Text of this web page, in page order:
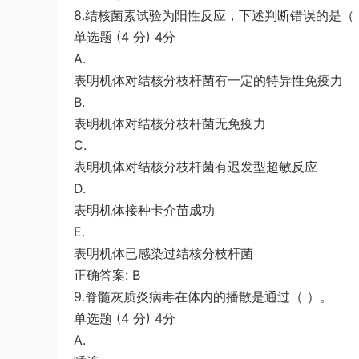
8.结核菌素试验为阳性反应，下述判断错误的是（
单选题 (4 分) 4分
A.
表明机体对结核分枝杆菌有一定的特异性免疫力
B.
表明机体对结核分枝杆菌无免疫力
C.
表明机体对结核分枝杆菌有迟发型超敏反应
D.
表明机体接种卡介苗成功
E.
表明机体已感染过结核分枝杆菌
正确答案: B
9.脊髓灰质炎病毒在体内的播散是通过（ ）。
单选题 (4 分) 4分
A.